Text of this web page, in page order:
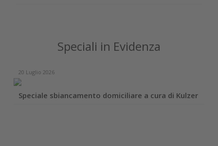
Speciali in Evidenza
20 Luglio 2026
Speciale sbiancamento domiciliare a cura di Kulzer